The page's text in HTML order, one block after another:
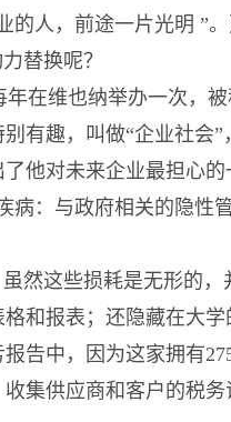
人，前途一片光明 ”。
替换呢？
在维也纳举办一次，
有趣，叫做“企业社会
他对未来企业最担心
：与政府相关的隐性
然这些损耗是无形的
和报表；还隐藏在大
告中，因为这家拥有
集供应商和客户的税